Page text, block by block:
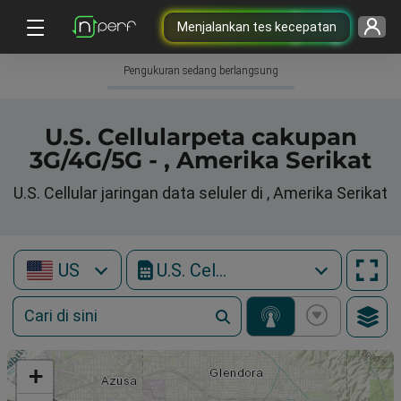
Menjalankan tes kecepatan
Pengukuran sedang berlangsung
U.S. Cellularpeta cakupan
3G/4G/5G - , Amerika Serikat
U.S. Cellular jaringan data seluler di , Amerika Serikat
US U.S. Cellular
+